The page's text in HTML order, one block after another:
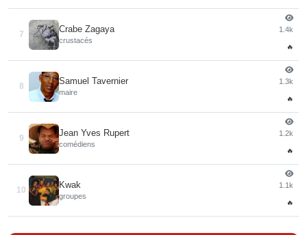
7
Crabe Zagaya
crustacés
1.4k
🔥
8
Samuel Tavernier
maire
1.3k
🔥
9
Jean Yves Rupert
comédiens
1.2k
🔥
10
Kwak
groupes
1.1k
🔥